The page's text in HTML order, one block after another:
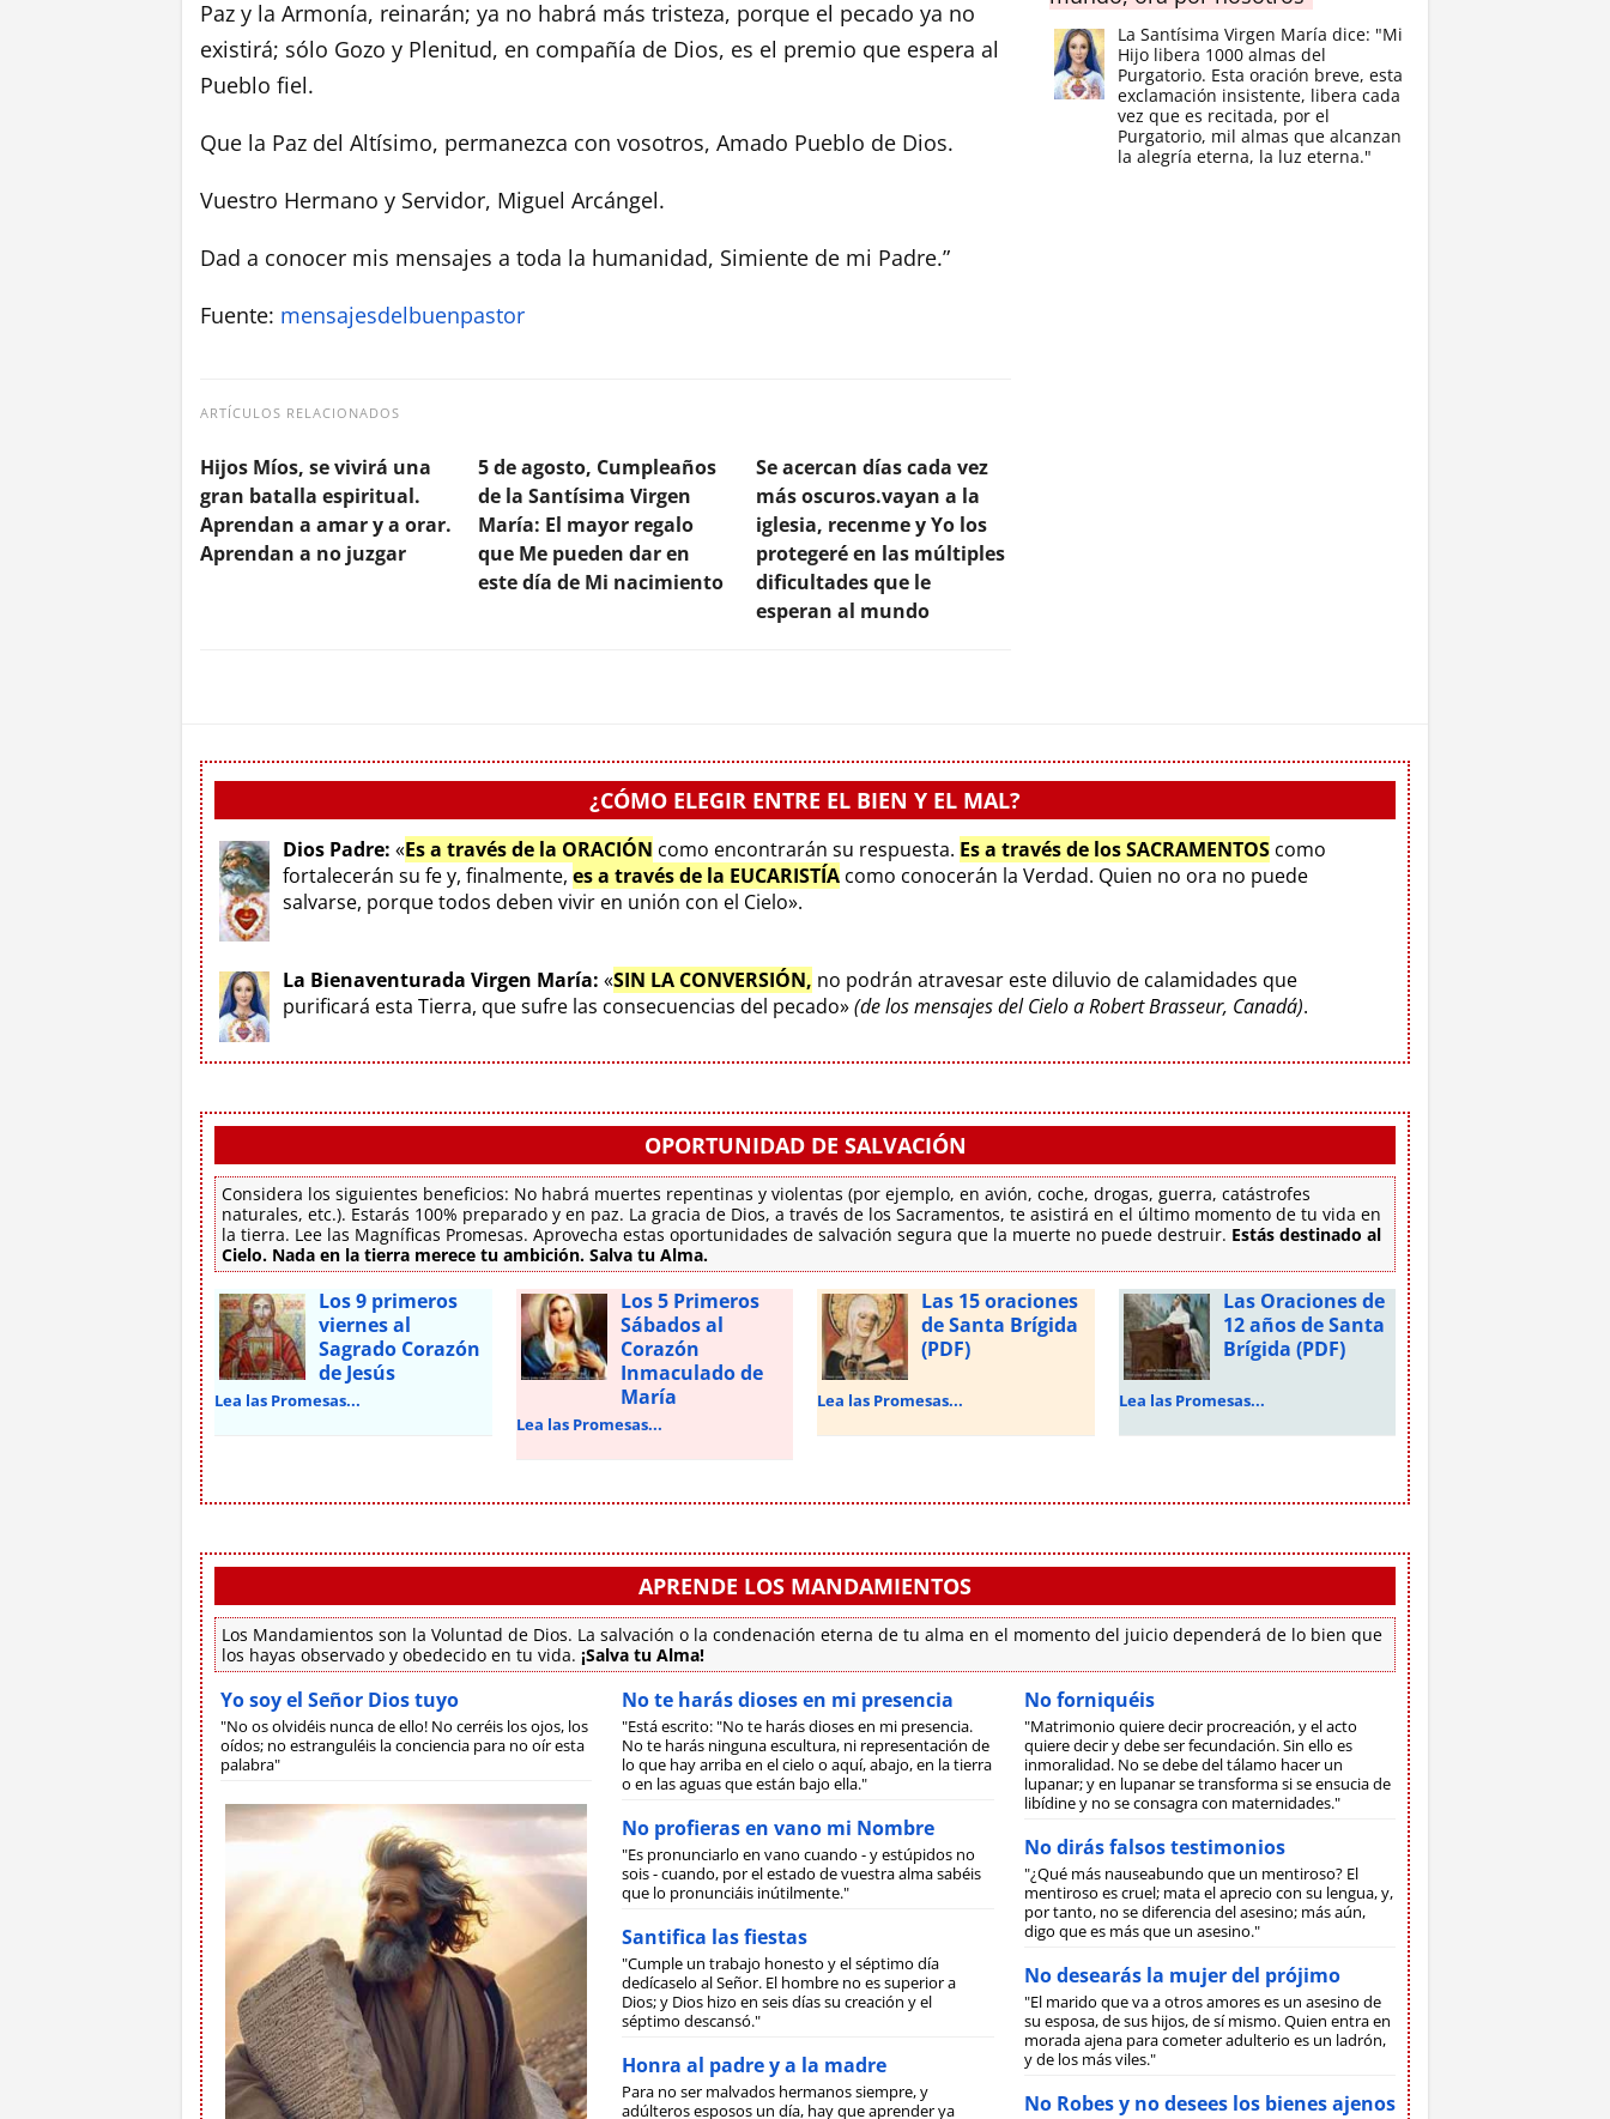
Paz y la Armonía, reinarán; ya no habrá más tristeza, porque el pecado ya no
existirá; sólo Gozo y Plenitud, en compañía de Dios, es el premio que espera al
Pueblo fiel.
Que la Paz del Altísimo, permanezca con vosotros, Amado Pueblo de Dios.
Vuestro Hermano y Servidor, Miguel Arcángel.
Dad a conocer mis mensajes a toda la humanidad, Simiente de mi Padre.”
Fuente: mensajesdelbuenpastor
ARTÍCULOS RELACIONADOS
Hijos Míos, se vivirá una
gran batalla espiritual.
Aprendan a amar y a orar.
Aprendan a no juzgar
5 de agosto, Cumpleaños
de la Santísima Virgen
María: El mayor regalo
que Me pueden dar en
este día de Mi nacimiento
Se acercan días cada vez
más oscuros.vayan a la
iglesia, recenme y Yo los
protegeré en las múltiples
dificultades que le
esperan al mundo
La Santísima Virgen María dice: "Mi
Hijo libera 1000 almas del
Purgatorio. Esta oración breve, esta
exclamación insistente, libera cada
vez que es recitada, por el
Purgatorio, mil almas que alcanzan
la alegría eterna, la luz eterna."
¿CÓMO ELEGIR ENTRE EL BIEN Y EL MAL?
Dios Padre: «Es a través de la ORACIÓN como encontrarán su respuesta. Es a través de los SACRAMENTOS como
fortalecerán su fe y, finalmente, es a través de la EUCARISTÍA como conocerán la Verdad. Quien no ora no puede
salvarse, porque todos deben vivir en unión con el Cielo».
La Bienaventurada Virgen María: «SIN LA CONVERSIÓN, no podrán atravesar este diluvio de calamidades que
purificará esta Tierra, que sufre las consecuencias del pecado»(de los mensajes del Cielo a Robert Brasseur, Canadá).
OPORTUNIDAD DE SALVACIÓN
Considera los siguientes beneficios: No habrá muertes repentinas y violentas (por ejemplo, en avión, coche, drogas, guerra, catástrofes
naturales, etc.). Estarás 100% preparado y en paz. La gracia de Dios, a través de los Sacramentos, te asistirá en el último momento de tu vida en
la tierra. Lee las Magníficas Promesas. Aprovecha estas oportunidades de salvación segura que la muerte no puede destruir. Estás destinado al
Cielo. Nada en la tierra merece tu ambición. Salva tu Alma.
Los 9 primeros
viernes al
Sagrado Corazón
de Jesús
Lea las Promesas...
Los 5 Primeros
Sábados al
Corazón
Inmaculado de
María
Lea las Promesas...
Las 15 oraciones
de Santa Brígida
(PDF)
Lea las Promesas...
Las Oraciones de
12 años de Santa
Brígida (PDF)
Lea las Promesas...
APRENDE LOS MANDAMIENTOS
Los Mandamientos son la Voluntad de Dios. La salvación o la condenación eterna de tu alma en el momento del juicio dependerá de lo bien que
los hayas observado y obedecido en tu vida. ¡Salva tu Alma!
Yo soy el Señor Dios tuyo
"No os olvidéis nunca de ello! No cerréis los ojos, los
oídos; no estranguléis la conciencia para no oír esta
palabra"
No te harás dioses en mi presencia
"Está escrito: "No te harás dioses en mi presencia.
No te harás ninguna escultura, ni representación de
lo que hay arriba en el cielo o aquí, abajo, en la tierra
o en las aguas que están bajo ella."
No profieras en vano mi Nombre
"Es pronunciarlo en vano cuando - y estúpidos no
sois - cuando, por el estado de vuestra alma sabéis
que lo pronunciáis inútilmente."
Santifica las fiestas
"Cumple un trabajo honesto y el séptimo día
dedícaselo al Señor. El hombre no es superior a
Dios; y Dios hizo en seis días su creación y el
séptimo descansó."
Honra al padre y a la madre
Para no ser malvados hermanos siempre, y
adúlteros esposos un día, hay que aprender ya
No forniquéis
"Matrimonio quiere decir procreación, y el acto
quiere decir y debe ser fecundación. Sin ello es
inmoralidad. No se debe del tálamo hacer un
lupanar; y en lupanar se transforma si se ensucia de
libídine y no se consagra con maternidades."
No dirás falsos testimonios
"¿Qué más nauseabundo que un mentiroso? El
mentiroso es cruel; mata el aprecio con su lengua, y,
por tanto, no se diferencia del asesino; más aún,
digo que es más que un asesino."
No desearás la mujer del prójimo
"El marido que va a otros amores es un asesino de
su esposa, de sus hijos, de sí mismo. Quien entra en
morada ajena para cometer adulterio es un ladrón,
y de los más viles."
No Robes y no desees los bienes ajenos